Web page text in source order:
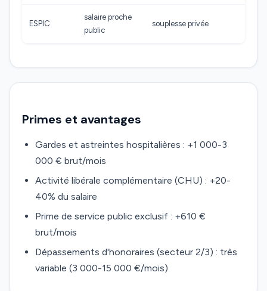
ESPIC
salaire proche
public
souplesse privée
Primes et avantages
Gardes et astreintes hospitalières : +1 000-3
000 € brut/mois
Activité libérale complémentaire (CHU) : +20-
40% du salaire
Prime de service public exclusif : +610 €
brut/mois
Dépassements d'honoraires (secteur 2/3) : très
variable (3 000-15 000 €/mois)